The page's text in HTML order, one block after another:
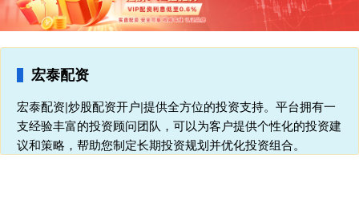
宏泰配资
宏泰配资|炒股配资开户|提供全方位的投资支持。平台拥有一
支经验丰富的投资顾问团队，可以为客户提供个性化的投资建
议和策略，帮助您制定长期投资规划并优化投资组合。